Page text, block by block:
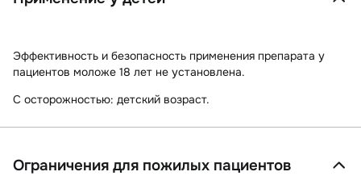
Эффективность и безопасность применения препарата у
пациентов моложе 18 лет не установлена.
С осторожностью: детский возраст.
Ограничения для пожилых пациентов